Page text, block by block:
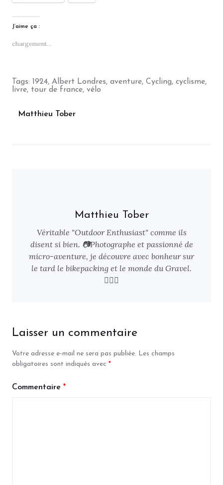
J’aime ça :
chargement…
Tags: 1924, Albert Londres, aventure, Cycling, cyclisme,
livre, tour de france, vélo
Matthieu Tober
Matthieu Tober
Véritable "Outdoor Enthusiast" comme ils
disent si bien. 📷Photographe et passionné de
micro-aventure, je découvre avec bonheur sur
le tard le bikepacking et le monde du Gravel.
🚴🏻‍♂️
Laisser un commentaire
Votre adresse e-mail ne sera pas publiée. Les champs
obligatoires sont indiqués avec *
Commentaire *